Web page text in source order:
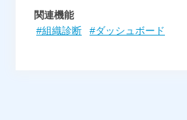
関連機能
#組織診断
#ダッシュボード